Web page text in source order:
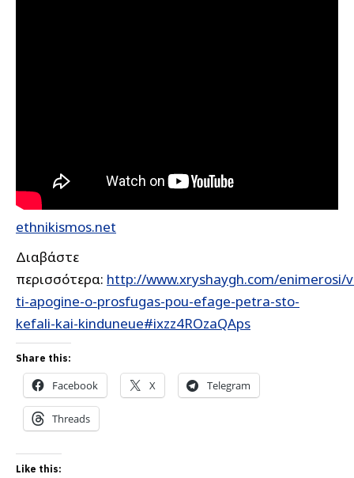
ethnikismos.net
Διαβάστε
περισσότερα: http://www.xryshaygh.com/enimerosi/
ti-apogine-o-prosfugas-pou-efage-petra-sto-
kefali-kai-kinduneue#ixzz4ROzaQAps
Share this:
Facebook X Telegram
Threads
Like this: